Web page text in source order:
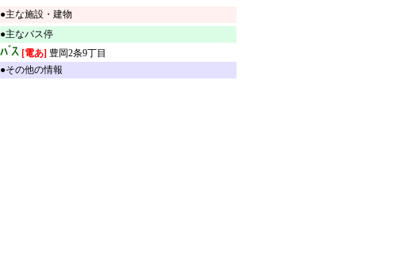
●主な施設・建物
●主なバス停
[電あ] 豊岡2条9丁目
●その他の情報